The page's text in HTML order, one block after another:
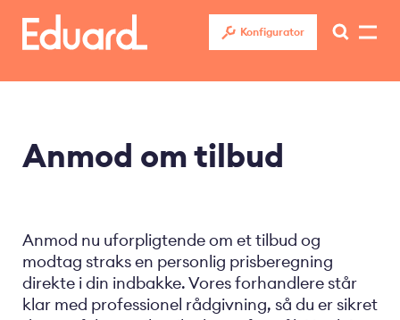
hovedindhold
Konfigurator
Anmod om tilbud
Anmod nu uforpligtende om et tilbud og
modtag straks en personlig prisberegning
direkte i din indbakke. Vores forhandlere står
klar med professionel rådgivning, så du er sikret